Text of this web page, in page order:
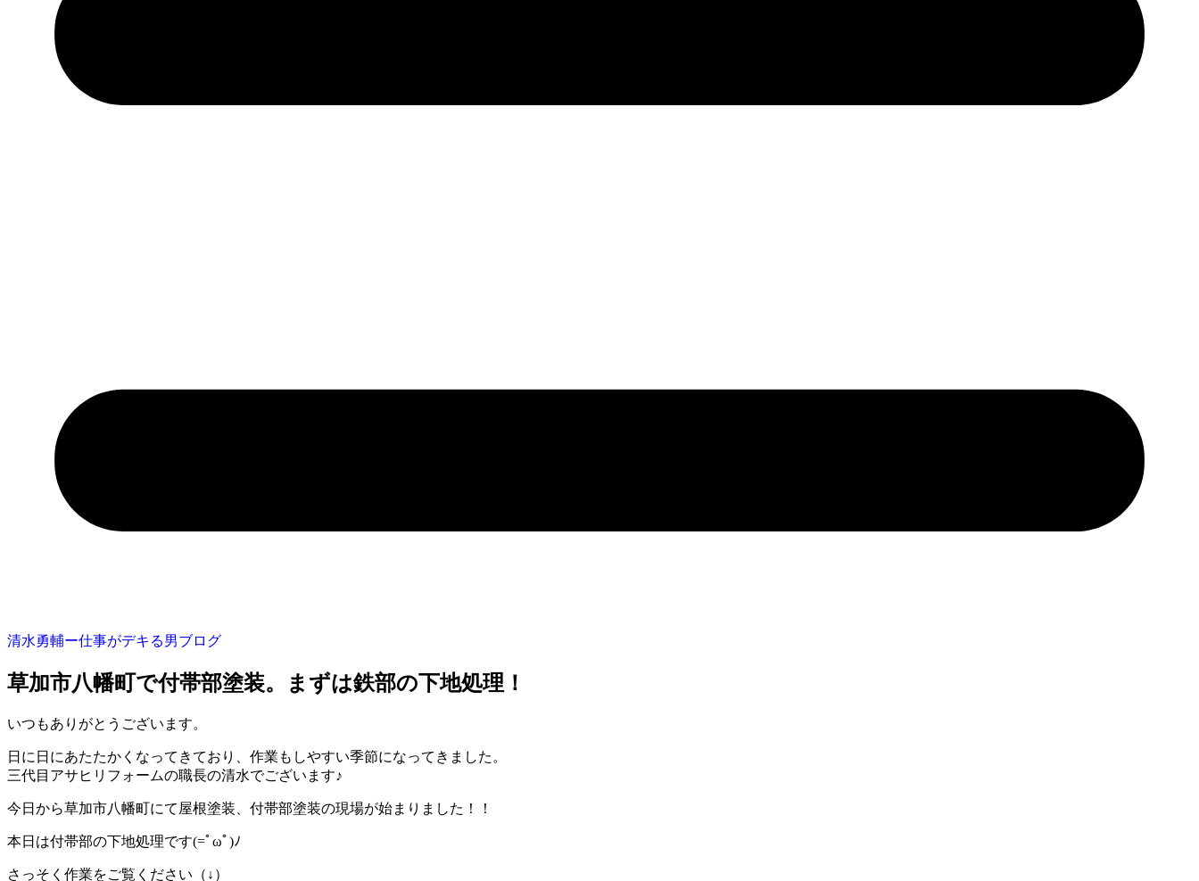
清水勇輔ー仕事がデキる男ブログ
草加市八幡町で付帯部塗装。まずは鉄部の下地処理！
いつもありがとうございます。
日に日にあたたかくなってきており、作業もしやすい季節になってきました。
三代目アサヒリフォームの職長の清水でございます♪
今日から草加市八幡町にて屋根塗装、付帯部塗装の現場が始まりました！！
本日は付帯部の下地処理です(=ﾟωﾟ)ﾉ
さっそく作業をご覧ください（↓）